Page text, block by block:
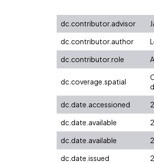
dc.contributor.advisor
dc.contributor.author
dc.contributor.role
dc.coverage.spatial
dc.date.accessioned
dc.date.available
dc.date.available
dc.date.issued